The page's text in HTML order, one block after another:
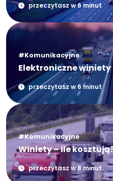
przeczytasz w 6 minut
#Komunikacyjne
Elektroniczne winiety
przeczytasz w 6 minut
#Komunikacyjne
Winiety – ile
przeczytasz w 8 minut